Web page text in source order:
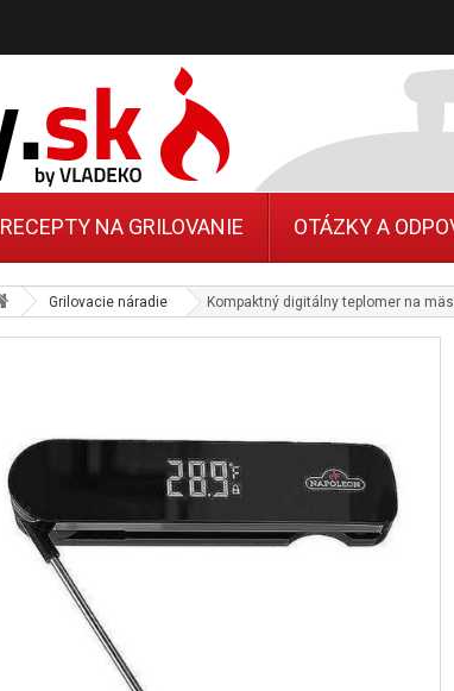
Grilovacie náradie Kompaktný digitálny teplomer na
RECEPTY NA GRILOVANIE OTÁZKY A